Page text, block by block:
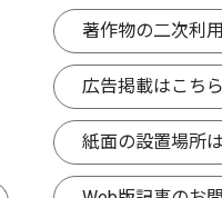
真夏の夜ジャズ
公園で8月20・21日
著作物の二次利
広告掲載はこちら
紙面の設置場所